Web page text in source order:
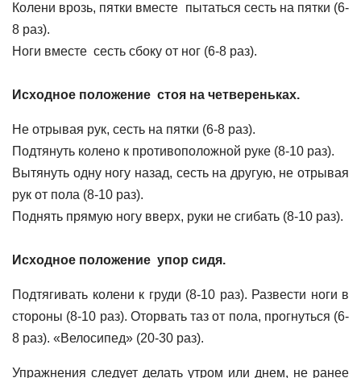
Колени врозь, пятки вместе пытаться сесть на пятки (6-
8 раз).
Ноги вместе сесть сбоку от ног (6-8 раз).
Исходное положение стоя на четвереньках.
Не отрывая рук, сесть на пятки (6-8 раз).
Подтянуть колено к противоположной руке (8-10 раз).
Вытянуть одну ногу назад, сесть на другую, не отрывая
рук от пола (8-10 раз).
Поднять прямую ногу вверх, руки не сгибать (8-10 раз).
Исходное положение упор сидя.
Подтягивать колени к груди (8-10 раз). Развести ноги в
стороны (8-10 раз). Оторвать таз от пола, прогнуться (6-
8 раз). «Велосипед» (20-30 раз).
Упражнения следует делать утром или днем, не ранее